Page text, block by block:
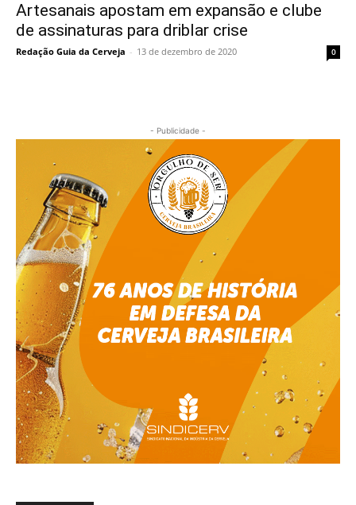
Artesanais apostam em expansão e clube
de assinaturas para driblar crise
Redação Guia da Cerveja - 13 de dezembro de 2020 0
- Publicidade -